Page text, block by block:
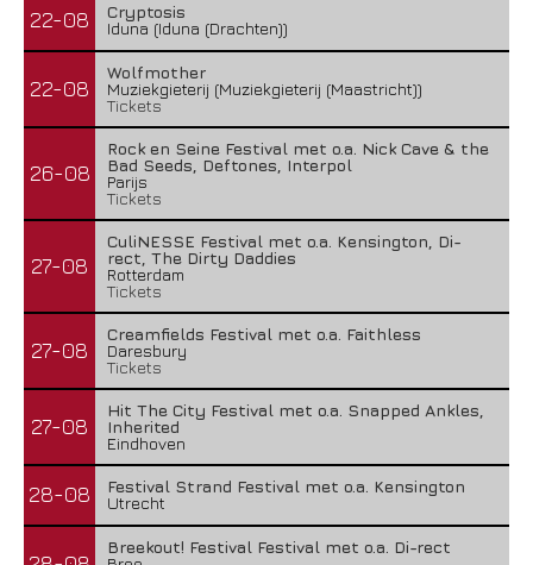
22-08
Cryptosis
Iduna (Iduna (Drachten))
22-08
Wolfmother
Muziekgieterij (Muziekgieterij (Maastricht))
Tickets
26-08
Rock en Seine Festival met o.a. Nick Cave & the
Bad Seeds, Deftones, Interpol
Parijs
Tickets
27-08
CuliNESSE Festival met o.a. Kensington, Di-
rect, The Dirty Daddies
Rotterdam
Tickets
27-08
Creamfields Festival met o.a. Faithless
Daresbury
Tickets
27-08
Hit The City Festival met o.a. Snapped Ankles,
Inherited
Eindhoven
28-08
Festival Strand Festival met o.a. Kensington
Utrecht
Breekout! Festival Festival met o.a. Di-rect